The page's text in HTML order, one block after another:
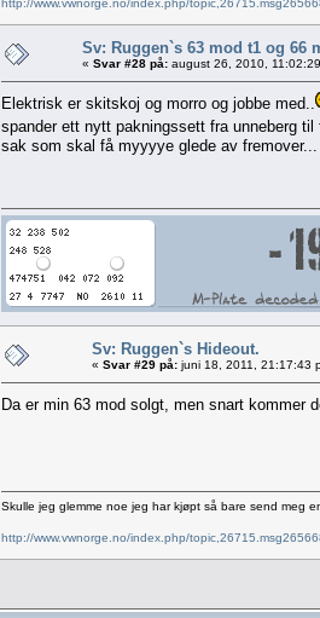
http://www.vwnorge.no/index.php/
Sv: Ruggen`s 63 mod t1 og 66
« Svar #28 på: august 26, 2010,
Elektrisk er skitskoj og morro og jobbe med..
spander ett nytt pakningssett fra unneberg
sak som skal få myyyye glede av
Sv: Ruggen`s Hideout.
« Svar #29 på: juni 18, 2011, 21:17:43
Da er min 63 mod solgt, men snart kommer
Skulle jeg glemme noe jeg har kjøpt så bare send meg
http://www.vwnorge.no/index.php/